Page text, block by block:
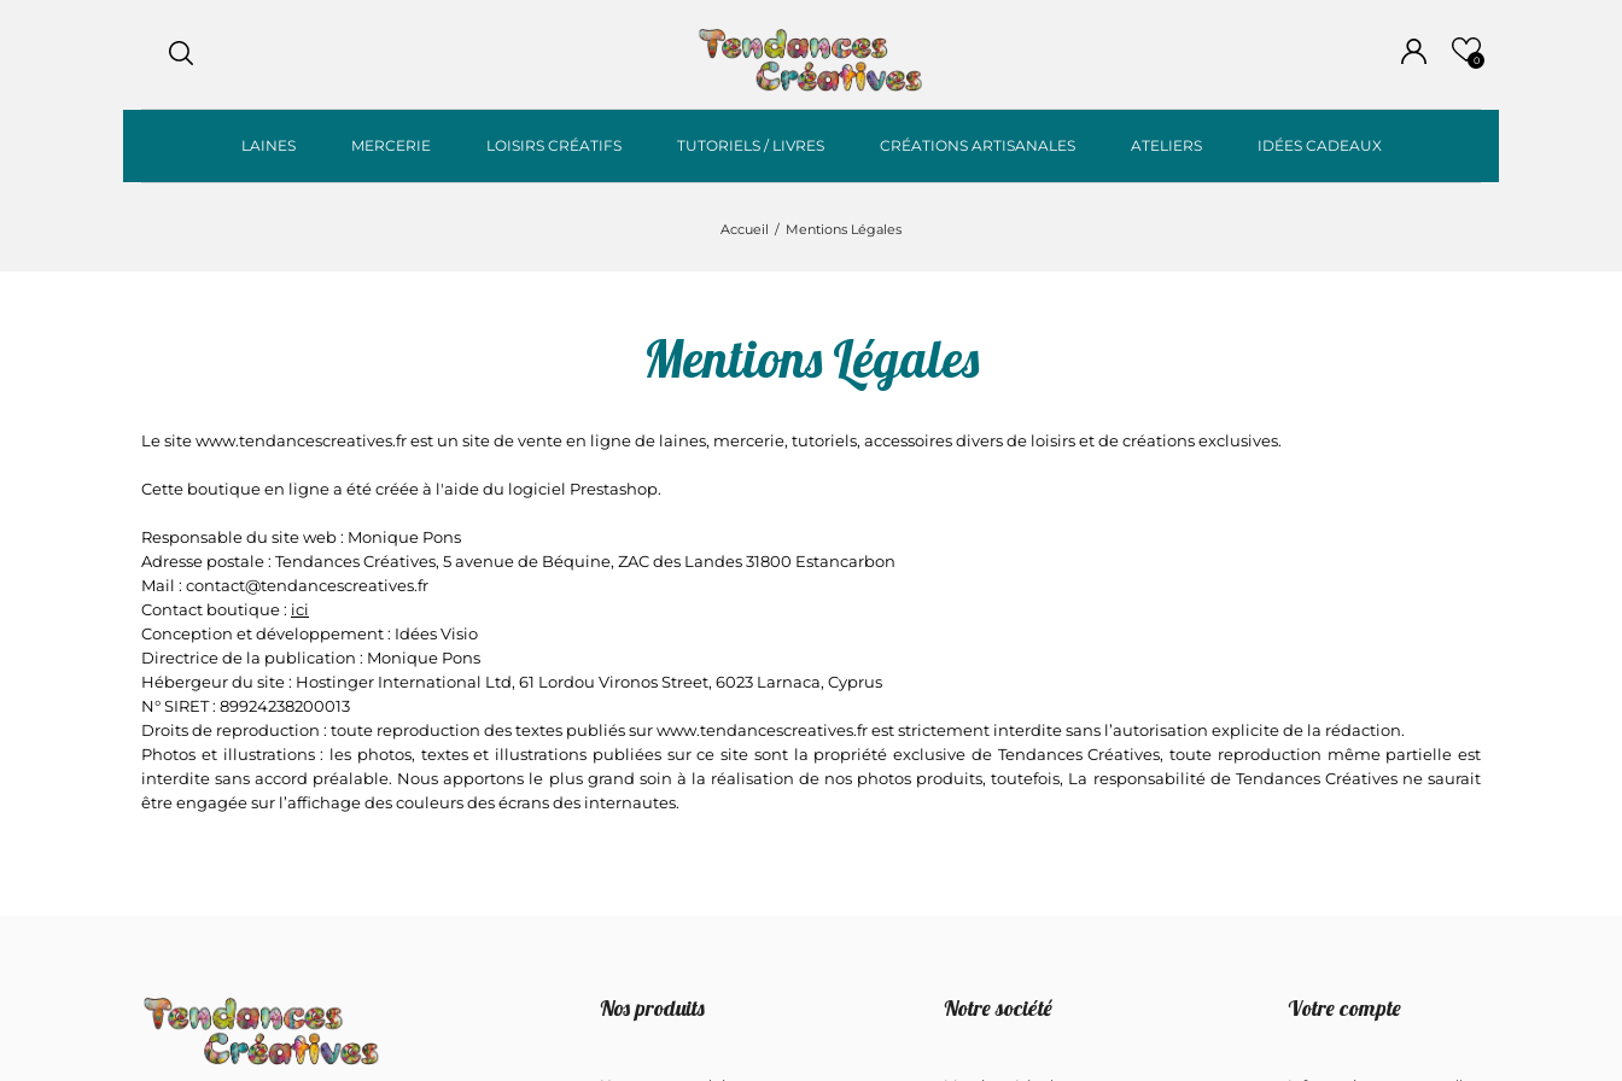
0
LAINES MERCERIE LOISIRS CRÉATIFS TUTORIELS / LIVRES CRÉATIONS ARTISANALES ATELIERS IDÉES CADEAUX
Accueil Mentions Légales
Mentions Légales
Le site www.tendancescreatives.fr est un site de vente en ligne de laines, mercerie, tutoriels, accessoires divers de loisirs et de créations exclusives.
Cette boutique en ligne a été créée à l'aide du logiciel Prestashop.
Responsable du site web : Monique Pons
Adresse postale : Tendances Créatives, 5 avenue de Béquine, ZAC des Landes 31800 Estancarbon
Mail : contact@tendancescreatives.fr
Contact boutique : ici
Conception et développement : Idées Visio
Directrice de la publication : Monique Pons
Hébergeur du site : Hostinger International Ltd, 61 Lordou Vironos Street, 6023 Larnaca, Cyprus
N° SIRET : 89924238200013
Droits de reproduction : toute reproduction des textes publiés sur www.tendancescreatives.fr est strictement interdite sans l’autorisation explicite de la rédaction.
Photos et illustrations : les photos, textes et illustrations publiées sur ce site sont la propriété exclusive de Tendances Créatives, toute reproduction même partielle est
interdite sans accord préalable. Nous apportons le plus grand soin à la réalisation de nos photos produits, toutefois, La responsabilité de Tendances Créatives ne saurait
être engagée sur l’affichage des couleurs des écrans des internautes.
Nos produits Notre société Votre compte